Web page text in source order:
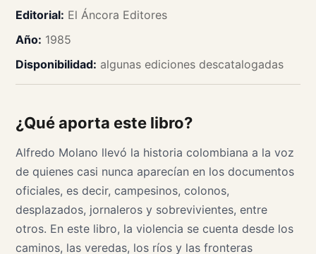
Editorial: El Áncora Editores
Año: 1985
Disponibilidad: algunas ediciones descatalogadas
¿Qué aporta este libro?
Alfredo Molano llevó la historia colombiana a la voz
de quienes casi nunca aparecían en los documentos
oficiales, es decir, campesinos, colonos,
desplazados, jornaleros y sobrevivientes, entre
otros. En este libro, la violencia se cuenta desde los
caminos, las veredas, los ríos y las fronteras